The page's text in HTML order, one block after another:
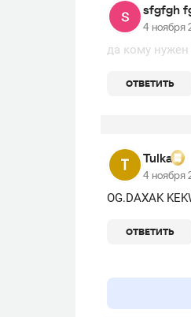
sfgfgh
4 ноября
да кому
ОТВЕТИТЬ
Tulka
4 ноября
OG.DAXAK
ОТВЕТИТЬ